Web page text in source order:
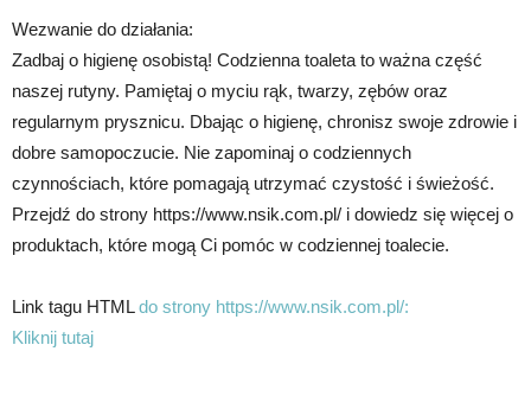
Wezwanie do działania:
Zadbaj o higienę osobistą! Codzienna toaleta to ważna część
naszej rutyny. Pamiętaj o myciu rąk, twarzy, zębów oraz
regularnym prysznicu. Dbając o higienę, chronisz swoje zdrowie i
dobre samopoczucie. Nie zapominaj o codziennych
czynnościach, które pomagają utrzymać czystość i świeżość.
Przejdź do strony https://www.nsik.com.pl/ i dowiedz się więcej o
produktach, które mogą Ci pomóc w codziennej toalecie.
Link tagu HTMLdo strony https://www.nsik.com.pl/:
Kliknij tutaj